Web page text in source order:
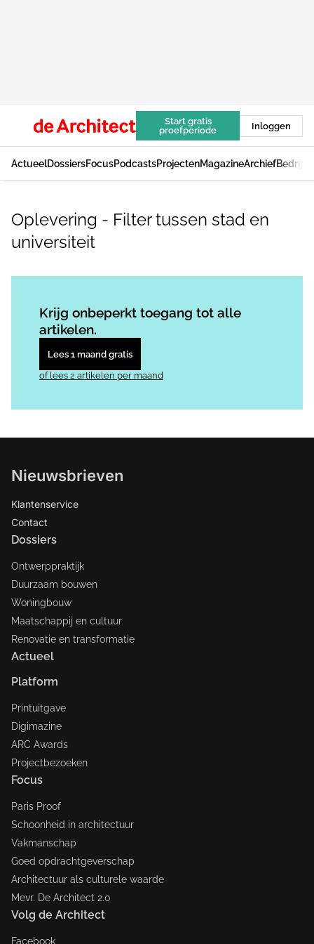
Start gratis
proefperiode
Inloggen
ActueelDossiersFocusPodcastsProjectenMagazineArchief
Oplevering - Filter tussen stad en
universiteit
Krijg onbeperkt toegang tot alle
artikelen.
Lees 1 maand gratis
of lees 2 artikelen per maand
Nieuwsbrieven
Klantenservice
Contact
Dossiers
Ontwerppraktijk
Duurzaam bouwen
Woningbouw
Maatschappij en cultuur
Renovatie en transformatie
Actueel
Platform
Printuitgave
Digimazine
ARC Awards
Projectbezoeken
Focus
Paris Proof
Schoonheid in architectuur
Vakmanschap
Goed opdrachtgeverschap
Architectuur als culturele waarde
Mevr. De Architect 2.0
Volg de Architect
Facebook